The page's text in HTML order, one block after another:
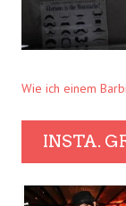
Wie ich einem
INSTA.